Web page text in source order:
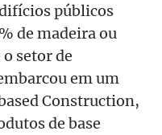
públicos
de madeira ou
setor de
em um
Construction,
de base